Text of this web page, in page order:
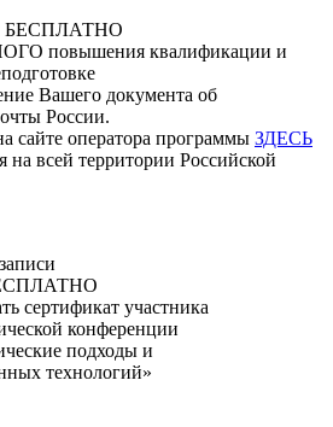
БЕСПЛАТНО
повышения квалификации и
Вашего документа об
России.
сайте оператора программы ЗДЕСЬ
на всей территории Российской
сертификат участника
конференции
подходы и
технологий»